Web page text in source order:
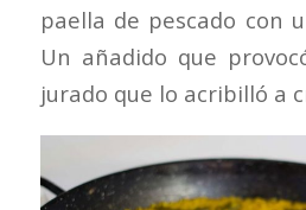
paella de pescado con
Un añadido que
jurado que lo acribilló a